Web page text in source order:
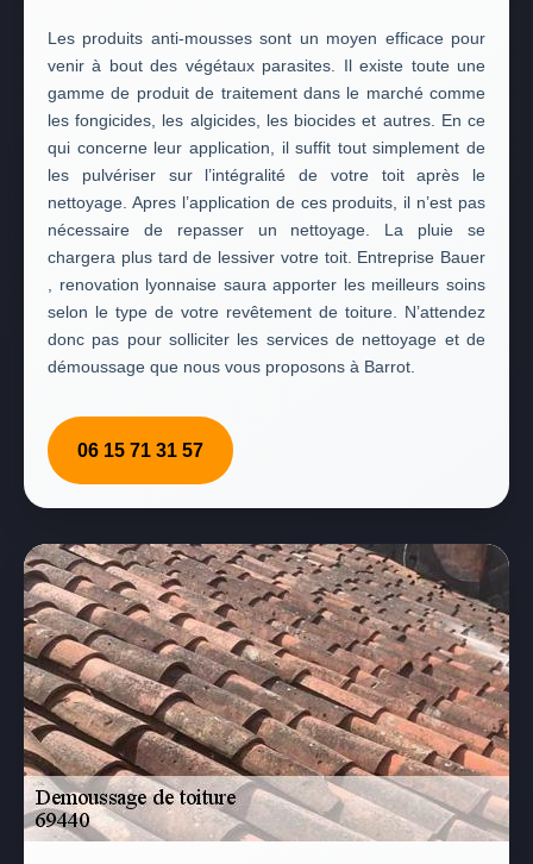
Les produits anti-mousses sont un moyen efficace pour
venir à bout des végétaux parasites. Il existe toute une
gamme de produit de traitement dans le marché comme
les fongicides, les algicides, les biocides et autres. En ce
qui concerne leur application, il suffit tout simplement de
les pulvériser sur l’intégralité de votre toit après le
nettoyage. Apres l’application de ces produits, il n’est pas
nécessaire de repasser un nettoyage. La pluie se
chargera plus tard de lessiver votre toit. Entreprise Bauer
, renovation lyonnaise saura apporter les meilleurs soins
selon le type de votre revêtement de toiture. N’attendez
donc pas pour solliciter les services de nettoyage et de
démoussage que nous vous proposons à Barrot.
06 15 71 31 57